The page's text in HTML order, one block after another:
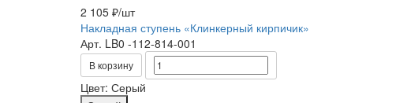
2 105 ₽/шт
Накладная ступень «Клинкерный кирпичик»
Арт. LB0 -112-814-001
В корзину
Цвет: Серый